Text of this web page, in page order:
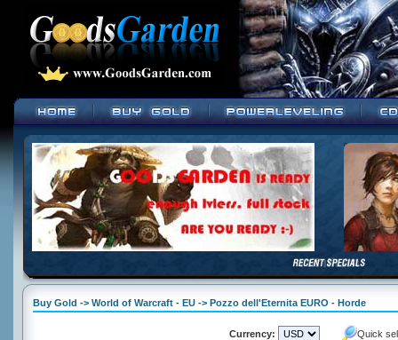
Buy Gold -> World of Warcraft - EU -> Pozzo dell'Eternita EURO - Horde
Currency: Quick